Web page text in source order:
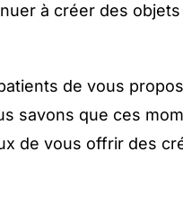
à créer des objets
de vous
savons que ces
de vous offrir des